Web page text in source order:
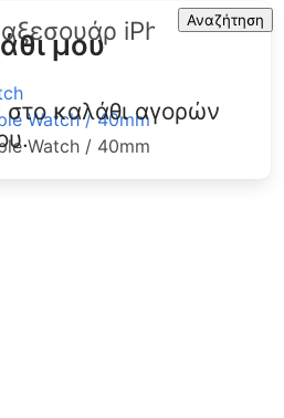
Αναζήτηση
μου
στο καλάθι αγορών
Watch / 40mm
Watch / 40mm